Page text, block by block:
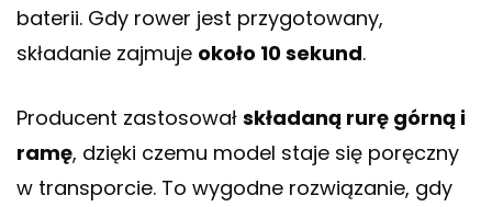
baterii. Gdy rower jest przygotowany,
składanie zajmuje około 10 sekund.
Producent zastosował składaną rurę górną i
ramę, dzięki czemu model staje się poręczny
w transporcie. To wygodne rozwiązanie, gdy